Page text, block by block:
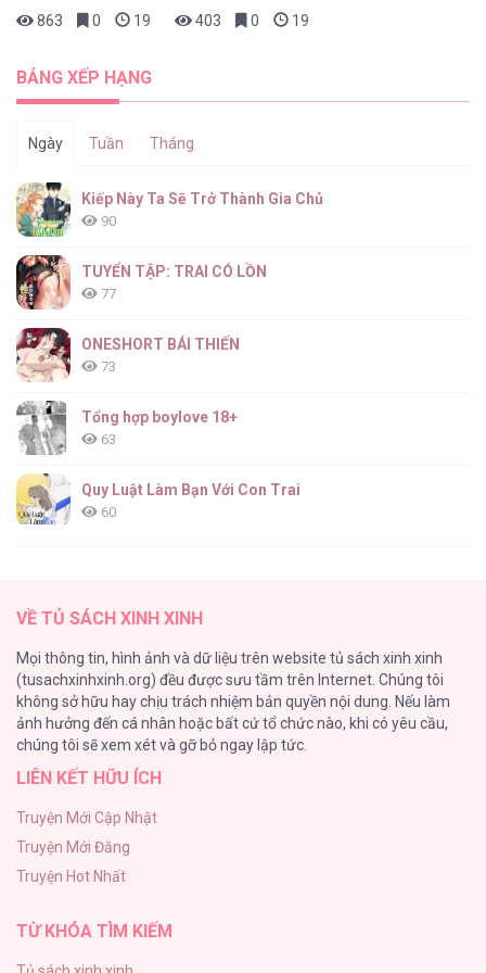
863
0 19 giờ trước
403
0 19 giờ trước
BẢNG XẾP HẠNG
Ngày Tuần Tháng
Kiếp Này Ta Sẽ Trở Thành Gia Chủ
90
TUYỂN TẬP: TRAI CÓ LỒN
77
ONESHORT BÁI THIẾN
73
Tổng hợp boylove 18+
63
Quy Luật Làm Bạn Với Con Trai
60
50
Tuyển Tập Manhwa Ngắn Bạo Dăm
44
CẨN THẬN TRĂNG TRÒN THÁNG 3 ĐẤY
Con Tim Rung Động
41
VỀ TỦ SÁCH XINH XINH
Mọi thông tin, hình ảnh và dữ liệu trên website tủ sách xinh xinh
(tusachxinhxinh.org) đều được sưu tầm trên Internet. Chúng tôi
không sở hữu hay chịu trách nhiệm bản quyền nội dung. Nếu làm
ảnh hưởng đến cá nhân hoặc bất cứ tổ chức nào, khi có yêu cầu,
chúng tôi sẽ xem xét và gỡ bỏ ngay lập tức.
LIÊN KẾT HỮU ÍCH
Truyện Mới Cập Nhật
Truyện Mới Đăng
Truyện Hot Nhất
TỪ KHÓA TÌM KIẾM